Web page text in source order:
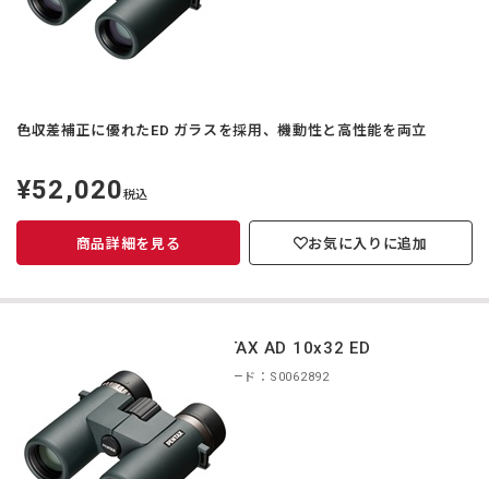
色収差補正に優れたED ガラスを採用、機動性と高性能を両立
定
価
¥52,020税込
商品詳細を見る お気に入りに追加
PENTAX AD 10x32 ED
商品コード：S0062892